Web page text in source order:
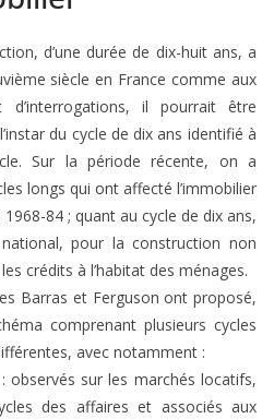
d’une durée de dix-huit ans, a
siècle en France comme aux
d’interrogations, il pourrait être
du cycle de dix ans identifié à
Sur la période récente, on a
longs qui ont affecté l’immobilier
84 ; quant au cycle de dix ans,
pour la construction non
crédits à l’habitat des ménages.
Barras et Ferguson ont proposé,
comprenant plusieurs cycles
avec notamment :
observés sur les marchés locatifs,
des affaires et associés aux